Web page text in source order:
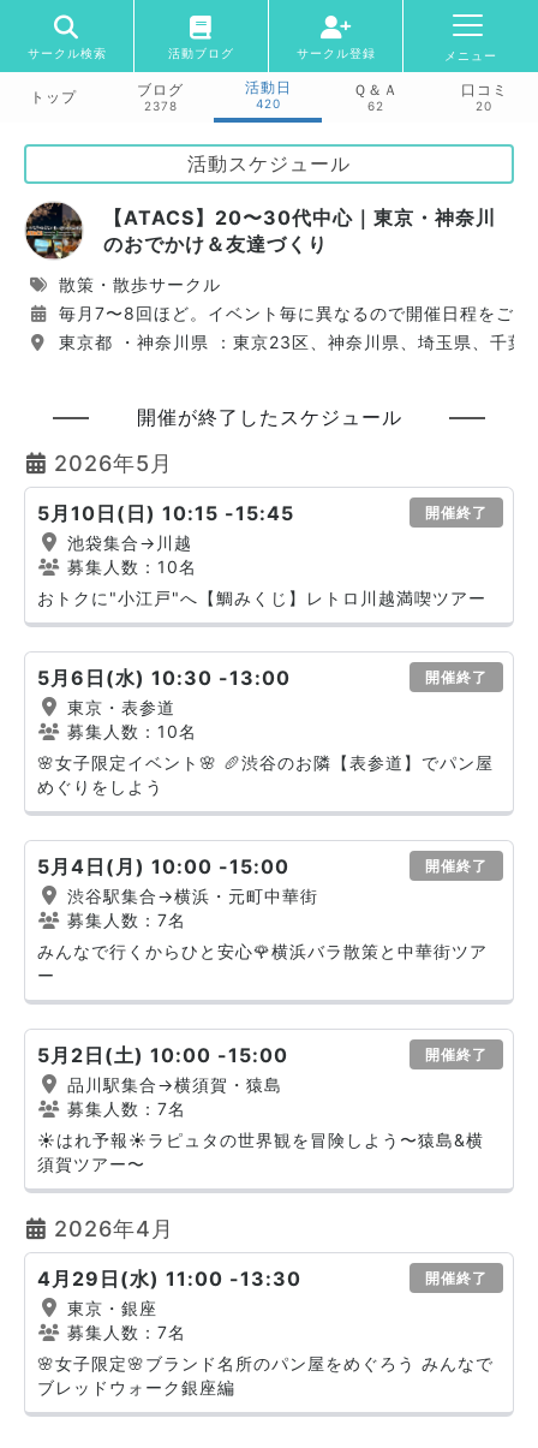
サークル検索 活動ブログ サークル登録 メニュー
トップ ブログ
2378
活動日
420
Ｑ＆Ａ
62
口コミ
20
活動スケジュール
【ATACS】20〜30代中心｜東京・神奈川
のおでかけ＆友達づくり
散策・散歩サークル
毎月7〜8回ほど。イベント毎に異なるので開催日程をご覧
東京都 ・神奈川県 ：東京23区、神奈川県、埼玉県、千葉
開催が終了したスケジュール
2026年5月
5月10日(日) 10:15 -15:45 開催終了
池袋集合→川越
募集人数：10名
おトクに"小江戸"へ【鯛みくじ】レトロ川越満喫ツアー
5月6日(水) 10:30 -13:00 開催終了
東京・表参道
募集人数：10名
🌸女子限定イベント🌸 🥖渋谷のお隣【表参道】でパン屋
めぐりをしよう
5月4日(月) 10:00 -15:00 開催終了
渋谷駅集合→横浜・元町中華街
募集人数：7名
みんなで行くからひと安心🌹横浜バラ散策と中華街ツア
ー
5月2日(土) 10:00 -15:00 開催終了
品川駅集合→横須賀・猿島
募集人数：7名
☀️はれ予報☀️ラピュタの世界観を冒険しよう〜猿島&横
須賀ツアー〜
2026年4月
4月29日(水) 11:00 -13:30 開催終了
東京・銀座
募集人数：7名
🌸女子限定🌸ブランド名所のパン屋をめぐろう みんなで
ブレッドウォーク銀座編